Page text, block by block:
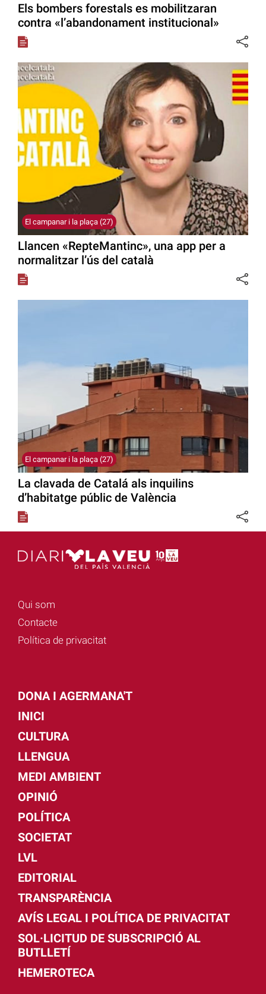
Els bombers forestals es mobilitzaran
contra «l’abandonament institucional»
El campanar i la plaça (27)
Llancen «RepteMantinc», una app per a
normalitzar l’ús del català
El campanar i la plaça (27)
La clavada de Catalá als inquilins
d’habitatge públic de València
Qui som
Contacte
Política de privacitat
DONA I AGERMANA'T
INICI
CULTURA
LLENGUA
MEDI AMBIENT
OPINIÓ
POLÍTICA
SOCIETAT
LVL
EDITORIAL
TRANSPARÈNCIA
AVÍS LEGAL I POLÍTICA DE PRIVACITAT
SOL·LICITUD DE SUBSCRIPCIÓ AL
BUTLLETÍ
HEMEROTECA